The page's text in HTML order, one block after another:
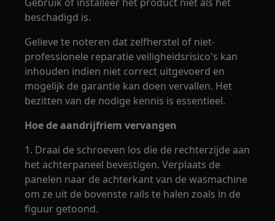
beschadigd is.
Gelieve te noteren dat zelfherstel of niet-
professionele reparatie veiligheidsrisico's kan
inhouden indien niet correct uitgevoerd en
mogelijk de garantie kan doen vervallen. Het
bezitten van de nodige kennis is essentieel.
Hoe de aandrijfriem vervangen
1. Draai de schroeven los die de rechterzijde aan
het achterpaneel bevestigen. Verplaats de
panelen naar de achterkant van de wasmachine
om ze uit de bovenste rails te halen zoals in de
figuur getoond.